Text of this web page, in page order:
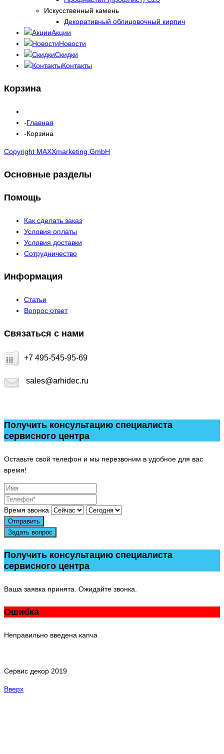
Искусственный камень
Декоративный облицовочный кирпич
Акции
Новости
Скидки
Контакты
Корзина
Главная
Корзина
Copyright MAXXmarketing GmbH
Основные разделы
Помощь
Как сделать заказ
Условия оплаты
Условия доставки
Сотрудничество
Информация
Статьи
Вопрос ответ
Связаться с нами
+7 495-545-95-69
sales@arhidec.ru
Получить консультацию специалиста
сервисного центра
Оставьте свой телефон и мы перезвоним в удобное для вас
время!
Время звонка
Отправить
Задать вопрос
Получить консультацию специалиста
сервисного центра
Ваша заявка принята. Ожидайте звонка.
Ошибка
Неправильно введена капча
Сервис декор 2019
Вверх